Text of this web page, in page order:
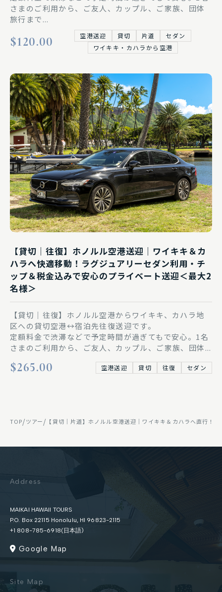
さまのご利用から、ご友人、カップル、ご家族、団体
旅行まで...
$120.00 空港送迎 貸切 片道
セダン
ワイキキ・カハラから空港
【貸切｜往復】ホノルル空港送迎｜ワイキキ＆カ
ハラへ快適移動！ラグジュアリーセダン利用・チ
ップ＆税金込みで安心のプライベート送迎＜最大2
名様＞
【貸切｜往復】ホノルル空港からワイキキ、カハラ地
区への貸切空港↔︎宿泊先往復送迎です。
定額料金で渋滞などで予定時間が過ぎてもで安心。1名
さまのご利用から、ご友人、カップル、ご家族、団体...
$265.00 空港送迎 貸切 往復 セダン
TOP/ツアー/ 【貸切｜片道】ホノルル空港送迎｜ワイキキ＆カハラへ直行！
Address
MAIKAI HAWAII TOURS
P.O. Box 22115 Honolulu, HI 96823-2115
+1 808-785-6918(日本語)
Google Map
Site Map